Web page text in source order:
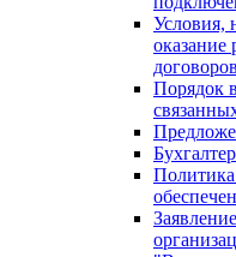
Условия,
оказание
Порядок